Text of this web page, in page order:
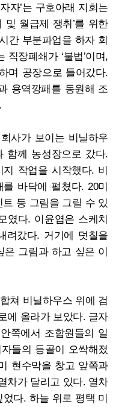
자’는 구호아래 지회는
및 월급제 쟁취’를 위한
간 부분파업을 하자 회
직장폐쇄가 ‘불법’이며,
며 공장으로 들어갔다.
용역깡패를 동원해 조
사가 보이는 비닐하우
함께 농성장으로 갔다.
작업을 시작했다. 비
바닥에 펼쳤다. 20미
등 그림을 그릴 수 있
였다. 이윤엽은 스케치
려갔다. 거기에 덧칠을
은 그림과 하고 싶은 이
쳐 비닐하우스 위에 검
에 올라가 보았다. 글자
쪽에서 조합원들의 일
들의 등골이 오싹해졌
현수막을 창고 앞쪽과
차가 달리고 있다. 열차
다. 하늘 위로 평택 미